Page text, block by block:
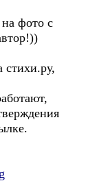
фото с
стихи.ру,